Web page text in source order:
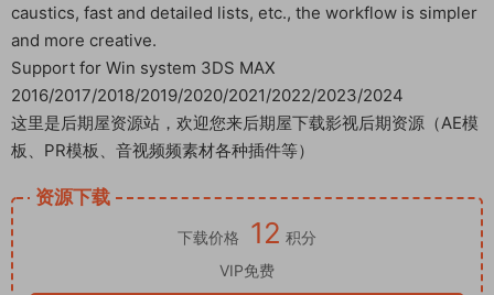
caustics, fast and detailed lists, etc., the workflow is simpler
and more creative.
Support for Win system 3DS MAX
2016/2017/2018/2019/2020/2021/2022/2023/2024
这里是后期屋资源站，欢迎您来后期屋下载影视后期资源（AE模
板、PR模板、音视频频素材各种插件等）
资源下载
下载价格 12 积分
VIP免费